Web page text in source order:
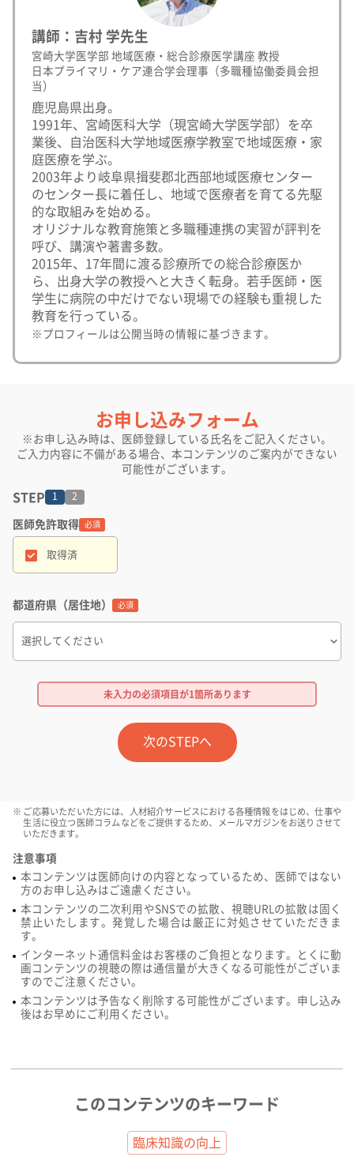
講師：吉村 学先生
宮崎大学医学部 地域医療・総合診療医学講座 教授
日本プライマリ・ケア連合学会理事（多職種協働委員会担
当）
鹿児島県出身。
1991年、宮崎医科大学（現宮崎大学医学部）を卒
業後、自治医科大学地域医療学教室で地域医療・家
庭医療を学ぶ。
2003年より岐阜県揖斐郡北西部地域医療センター
のセンター長に着任し、地域で医療者を育てる先駆
的な取組みを始める。
オリジナルな教育施策と多職種連携の実習が評判を
呼び、講演や著書多数。
2015年、17年間に渡る診療所での総合診療医か
ら、出身大学の教授へと大きく転身。若手医師・医
学生に病院の中だけでない現場での経験も重視した
教育を行っている。
※プロフィールは公開当時の情報に基づきます。
お申し込みフォーム
※お申し込み時は、医師登録している氏名をご記入ください。
ご入力内容に不備がある場合、本コンテンツのご案内ができない
可能性がございます。
STEP 1 2
医師免許取得 必須
取得済
都道府県（居住地） 必須
未入力の必須項目が1箇所あります
次のSTEPへ
ご応募いただいた方には、人材紹介サービスにおける各種情報をはじめ、仕事や
生活に役立つ医師コラムなどをご提供するため、メールマガジンをお送りさせて
いただきます。
注意事項
本コンテンツは医師向けの内容となっているため、医師ではない
方のお申し込みはご遠慮ください。
本コンテンツの二次利用やSNSでの拡散、視聴URLの拡散は固く
禁止いたします。発覚した場合は厳正に対処させていただきま
す。
インターネット通信料金はお客様のご負担となります。とくに動
画コンテンツの視聴の際は通信量が大きくなる可能性がございま
すのでご注意ください。
本コンテンツは予告なく削除する可能性がございます。申し込み
後はお早めにご利用ください。
このコンテンツのキーワード
臨床知識の向上